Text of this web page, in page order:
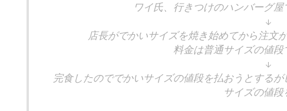
ワイ氏、行きつけのハンバーグ
↓
店長がでかいサイズを焼き始めてから注文
料金は普通サイズの値
↓
完食したのででかいサイズの値段を払おうとする
サイズの値段